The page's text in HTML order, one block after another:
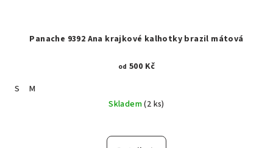
Panache 9392 Ana krajkové kalhotky brazil mátová
od 500 Kč
S
M
Skladem(2 ks)